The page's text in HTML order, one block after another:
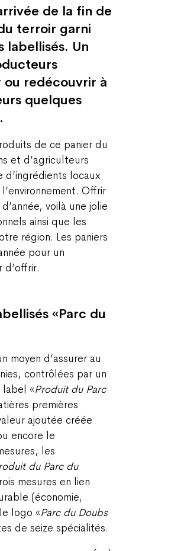
de la fin de
terroir garni
labellisés. Un
redécouvrir à
quelques
de ce panier du
et d’agriculteurs
d’ingrédients locaux
Offrir
voilà une jolie
ainsi que les
région. Les paniers
pour un
d’offrir.
«Parc du
moyen d’assurer au
contrôlées par un
label «Produit du Parc
premières
ajoutée créée
encore le
les
du Parc du
mesures en lien
(économie,
logo «Parc du Doubs
de seize spécialités.